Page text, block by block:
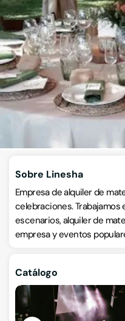
Linesha
Alquiler de sillas, mesas y
Passeig de la Generalitat
VISITAR WEB
Sobre Linesha
Empresa de alquiler de
celebraciones. Trabajamos
escenarios, alquiler de
empresa y eventos
Catálogo